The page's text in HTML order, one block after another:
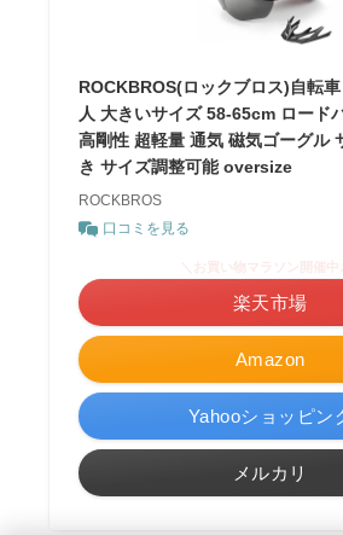
ROCKBROS(ロックブロス)自転
人 大きいサイズ 58-65cm ロード
高剛性 超軽量 通気 磁気ゴーグル
き サイズ調整可能 oversize
ROCKBROS
口コミを見る
Amazon
楽天市場
Yahooショッピン
メルカリ